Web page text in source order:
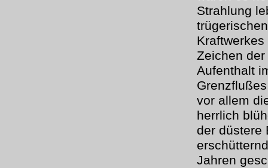
Strahlung
Zeichen
Aufenthalt
vor allem
herrlich
der düstere
Jahren